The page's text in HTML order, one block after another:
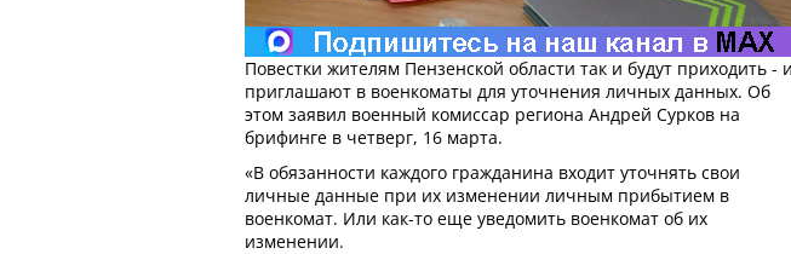
Повестки жителям Пензенской области так и будут приходить -
приглашают в военкоматы для уточнения личных данных. Об
этом заявил военный комиссар региона Андрей Сурков на
брифинге в четверг, 16 марта.
«В обязанности каждого гражданина входит уточнять свои
личные данные при их изменении личным прибытием в
военкомат. Или как-то еще уведомить военкомат об их
изменении.